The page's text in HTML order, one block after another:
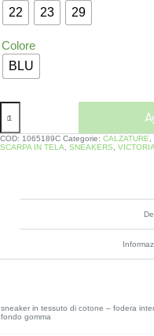
22
23 29
Colore
BLU
COD: 1065189C Categorie: CALZATURE,
SCARPA IN TELA, SNEAKERS,
sneaker in tessuto di cotone – fodera
fondo gomma